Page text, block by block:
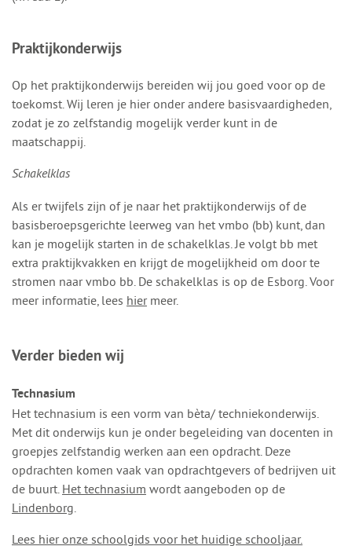
Praktijkonderwijs
Op het praktijkonderwijs bereiden wij jou goed voor op de
toekomst. Wij leren je hier onder andere basisvaardigheden,
zodat je zo zelfstandig mogelijk verder kunt in de
maatschappij.
Schakelklas
Als er twijfels zijn of je naar het praktijkonderwijs of de
basisberoepsgerichte leerweg van het vmbo (bb) kunt, dan
kan je mogelijk starten in de schakelklas. Je volgt bb met
extra praktijkvakken en krijgt de mogelijkheid om door te
stromen naar vmbo bb. De schakelklas is op de Esborg. Voor
meer informatie, lees hiermeer.
Verder bieden wij
Technasium
Het technasium is een vorm van bèta/ techniekonderwijs.
Met dit onderwijs kun je onder begeleiding van docenten in
groepjes zelfstandig werken aan een opdracht. Deze
opdrachten komen vaak van opdrachtgevers of bedrijven uit
de buurt. Het technasium wordt aangeboden op de
Lindenborg
Lees hier onze schoolgids voor het huidige schooljaar.